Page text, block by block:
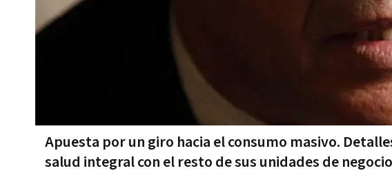
Apuesta por un giro hacia el consumo masivo.
salud integral con el resto de sus unidades de